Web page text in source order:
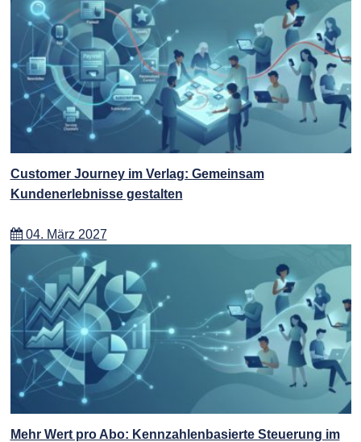
Customer Journey im Verlag: Gemeinsam
Kundenerlebnisse gestalten
04. März 2027
Mehr Wert pro Abo: Kennzahlenbasierte Steuerung im